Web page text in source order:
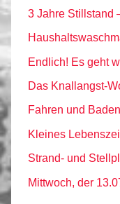
3 Jahre Stillstand
Endlich! Es geht
Das Knallangst-
Fahren und
Kleines
Strand- und
Mittwoch, der